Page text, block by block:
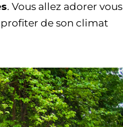
. Vous allez adorer vous
profiter de son climat